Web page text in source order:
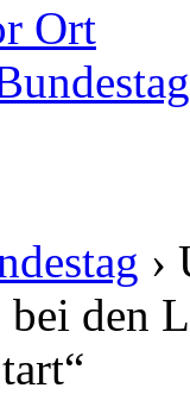
Ort
›
den